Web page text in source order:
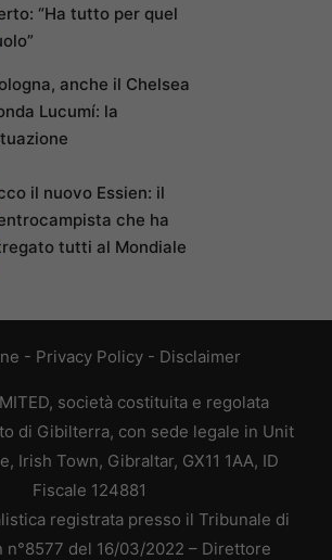
“Ha tutto per quel
anche il Chelsea
Lucumí: la
il nuovo Essien: il
che ha
tutti al Mondiale
- Privacy Policy- Disclaimer
società costituita e regolata
di Gibilterra, con sede legale in Unit
Irish Town, Gibraltar, GX11 1AA, ID
Fiscale 124881
registrata presso il Tribunale di
n°8577 del 16/03/2022 – Direttore